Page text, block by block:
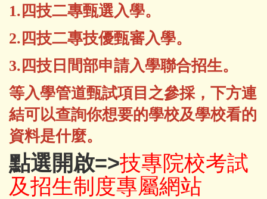
1.四技二專甄選入學。
2. 四技二專技優甄審入學。
3. 四技日間部申請入學聯合招生。
等入學管道甄試項目之參採，下方連
結可以查詢你想要的學校及學校看的
資料是什麼。
點選開啟=>技專院校考試
及招生制度專屬網站